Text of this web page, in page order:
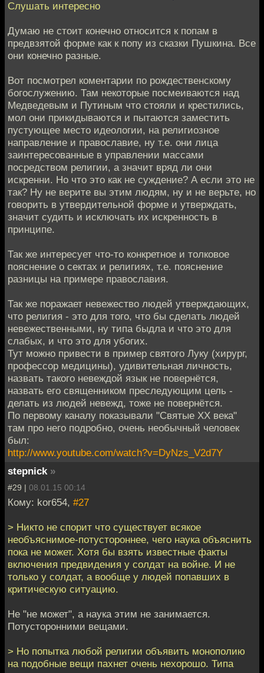
Слушать интересно
Думаю не стоит конечно относится к попам в
предвзятой форме как к попу из сказки Пушкина. Все
они конечно разные.
Вот посмотрел коментарии по рождественскому
богослужению. Там некоторые посмеиваются над
Медведевым и Путиным что стояли и крестились,
мол они прикидываются и пытаются заместить
пустующее место идеологии, на религиозное
направление и православие, ну т.е. они лица
заинтересованные в управлении массами
посредством религии, а значит вряд ли они
искренни. Но что это как не суждение? А если это не
так? Ну не верите вы этим людям, ну и не верьте, но
говорить в утвердительной форме и утверждать,
значит судить и исключать их искренность в
принципе.
Так же интересует что-то конкретное и толковое
пояснение о сектах и религиях, т.е. пояснение
разницы на примере православия.
Так же поражает невежество людей утверждающих,
что религия - это для того, что бы сделать людей
невежественными, ну типа быдла и что это для
слабых, и что это для убогих.
Тут можно привести в пример святого Луку (хирург,
профессор медицины), удивительная личность,
назвать такого невеждой язык не повернётся,
назвать его священником преследующим цель -
делать из людей невежд, тоже не повернётся.
По первому каналу показывали "Святые ХХ века"
там про него подробно, очень необычный человек
был:
http://www.youtube.com/watch?v=DyNzs_V2d7Y
stepnick »
#29 | 08.01.15 00:14
Кому: kor654, #27
> Никто не спорит что существует всякое
необъяснимое-потустороннее, чего наука объяснить
пока не может. Хотя бы взять известные факты
включения предвидения у солдат на войне. И не
только у солдат, а вообще у людей попавших в
критическую ситуацию.
Не "не может", а наука этим не занимается.
Потусторонними вещами.
> Но попытка любой религии объявить монополию
на подобные вещи пахнет очень нехорошо. Типа